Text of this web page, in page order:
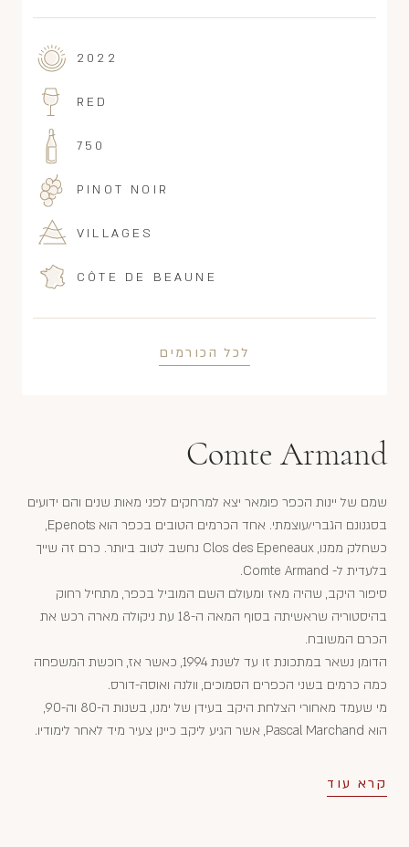
2022
RED
750
PINOT NOIR
VILLAGES
CÔTE DE BEAUNE
לכל הכורמים
Comte Armand
שמם של יינות הכפר פומאר יצא למרחקים לפני מאות שנים והם ידועים
בסגנונם הגברי/עוצמתי. אחד הכרמים הטובים בכפר הוא Epenots,
כשחלק ממנו, Clos des Epeneaux נחשב לטוב ביותר. כרם זה שייך
בלעדית ל- Comte Armand.
סיפור היקב, שהיה מאז ומעולם השם המוביל בכפר, מתחיל רחוק
בהיסטוריה שראשיתה בסוף המאה ה-18 עת ניקולה מארה רכש את
הכרם המשובח.
הדומן נשאר במתכונת זו עד לשנת 1994, כאשר אז, רוכשת המשפחה
כמה כרמים בשני הכפרים הסמוכים, וולנה ואוסה-דורס.
מי שעמד מאחורי הצלחת היקב בעידן של ימנו, בשנות ה-80 וה-90,
הוא Pascal Marchand, אשר הגיע ליקב כיינן צעיר מיד לאחר לימודיו.
קרא עוד